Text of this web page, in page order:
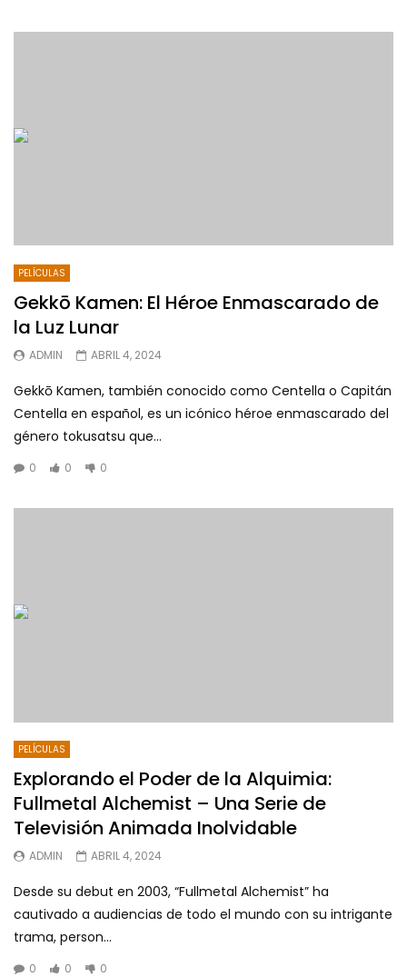
PELÍCULAS
Gekkō Kamen: El Héroe Enmascarado de
la Luz Lunar
ADMIN ABRIL 4, 2024
Gekkō Kamen, también conocido como Centella o Capitán
Centella en español, es un icónico héroe enmascarado del
género tokusatsu que...
0 0 0
PELÍCULAS
Explorando el Poder de la Alquimia:
Fullmetal Alchemist – Una Serie de
Televisión Animada Inolvidable
ADMIN ABRIL 4, 2024
Desde su debut en 2003, “Fullmetal Alchemist” ha
cautivado a audiencias de todo el mundo con su intrigante
trama, person...
0 0 0